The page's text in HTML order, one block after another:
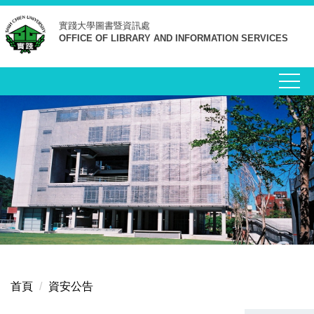
跳
到
主
要
實踐大學圖書暨資訊處
OFFICE OF LIBRARY AND INFORMATION SERVICES
首頁 資安公告